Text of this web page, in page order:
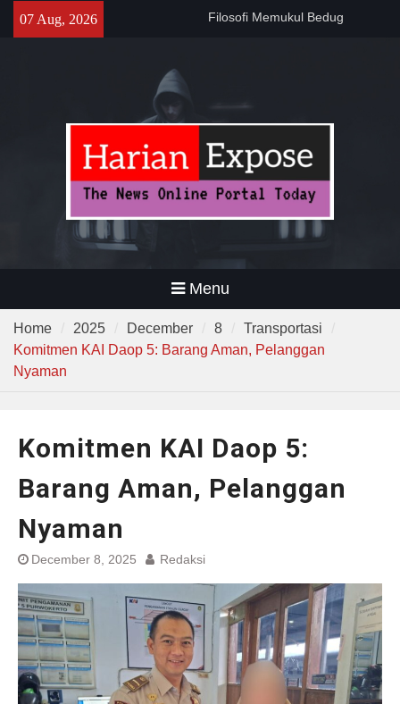
07 Aug, 2026
Sebelum Sholat Jum’at
Lama, DPR Minta Diusut
Tuntas
Menu
Home 2025 December 8
Transportasi
Komitmen KAI Daop 5: Barang Aman, Pelanggan
Nyaman
Komitmen KAI Daop 5:
Barang Aman, Pelanggan
Nyaman
December 8, 2025 Redaksi